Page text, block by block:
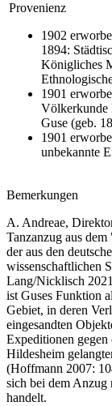
Provenienz
1902
1894:
Königliches
1901
Völkerkunde
Guse (geb.
1901
unbekannte
Bemerkungen
A. Andreae,
Tanzanzug aus
der aus den
wissenschaftlichen
Lang/Nicklisch
ist Guses Funktion
Gebiet, in deren
eingesandten
Expeditionen
Hildesheim
(Hoffmann 2007:
sich bei dem Anzug
handelt.